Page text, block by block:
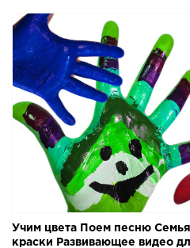
Медведь, а также Мультик для
Игрушечные приключения
герои мультфильмов будут
различных игровых
Учим цвета Поем песню
краски Развивающее видео